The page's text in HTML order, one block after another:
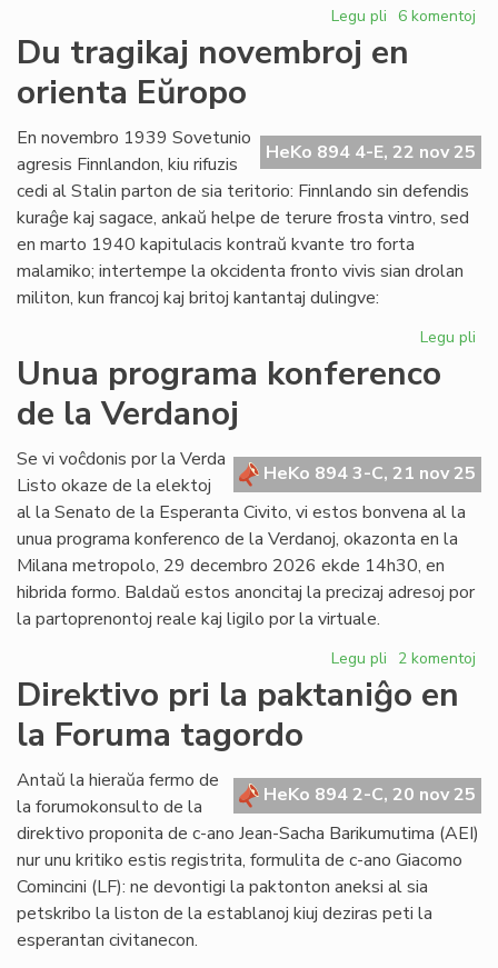
Legu pli pri
de
pri
la
komentoj
en
"HeKo"
6 komentoj
Du tragikaj novembroj en
orienta Eŭropo
HeKo 894 4-E, 22 nov 25
En novembro 1939 Sovetunio
agresis Finnlandon, kiu rifuzis
cedi al Stalin parton de sia teritorio: Finnlando sin defendis
kuraĝe kaj sagace, ankaŭ helpe de terure frosta vintro, sed
en marto 1940 kapitulacis kontraŭ kvante tro forta
malamiko; intertempe la okcidenta fronto vivis sian drolan
militon, kun francoj kaj britoj kantantaj dulingve:
Legu pli
Unua programa konferenco
de la Verdanoj
HeKo 894 3-C, 21 nov 25
Se vi voĉdonis por la Verda
Listo okaze de la elektoj
al la Senato de la Esperanta Civito, vi estos bonvena al la
unua programa konferenco de la Verdanoj, okazonta en la
Milana metropolo, 29 decembro 2026 ekde 14h30, en
hibrida formo. Baldaŭ estos anoncitaj la precizaj adresoj por
la partoprenontoj reale kaj ligilo por la virtuale.
Legu pli pri
Unua
programa
la
Verdanoj
2 komentoj
Direktivo pri la paktaniĝo en
la Foruma tagordo
HeKo 894 2-C, 20 nov 25
Antaŭ la hieraŭa fermo de
la forumokonsulto de la
direktivo proponita de c-ano Jean-Sacha Barikumutima (AEI)
nur unu kritiko estis registrita, formulita de c-ano Giacomo
Comincini (LF): ne devontigi la paktonton aneksi al sia
petskribo la liston de la establanoj kiuj deziras peti la
esperantan civitanecon.